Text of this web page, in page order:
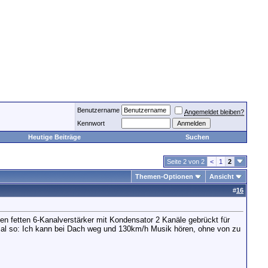
Benutzername
Angemeldet bleiben?
Kennwort
Heutige Beiträge
Suchen
Seite 2 von 2 < 1 2
Themen-Optionen
Ansicht
#16
fetten 6-Kanalverstärker mit Kondensator 2 Kanäle gebrückt für
so: Ich kann bei Dach weg und 130km/h Musik hören, ohne von zu